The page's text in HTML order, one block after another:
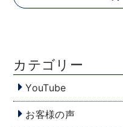
カテゴリー
YouTube
お客様の声